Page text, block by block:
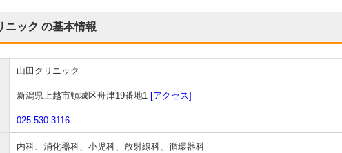
ニック の基本情報
山田クリニック
新潟県上越市頸城区舟津19番地1 [アクセス]
025-530-3116
内科、 消化器科、 小児科、 放射線科、 循環器科